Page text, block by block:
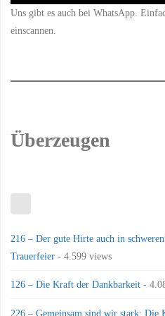
Uns gibt es auch bei WhatsApp.
einscannen.
Überzeugen
216 – Der gute Hirte auch in
Trauerfeier - 4.599 views
126 – Die Kraft der Dankbarkeit -
226 – Gemeinsam sind wir stark: Die